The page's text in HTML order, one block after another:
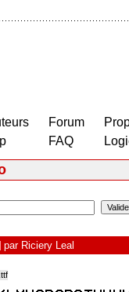
Forum
FAQ
par Riciery Leal